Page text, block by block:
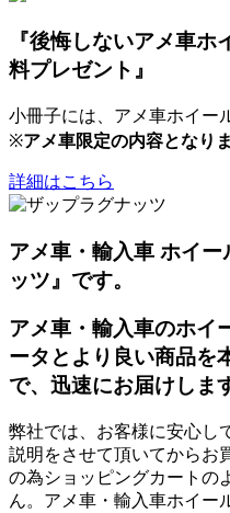
『後悔しないアメ車
料プレゼント』
小冊子には、アメ車ホイー
※アメ車限定の内容となりま
詳細はこちら
アメ車・輸入車 ホイ
ッツ』です。
アメ車・輸入車のホイ
ータとより良い商品を
で、迅速にお届けしま
弊社では、お客様に安心し
説明をさせて頂いてからお
の為ショッピングカートの
ん。アメ車・輸入車ホイー